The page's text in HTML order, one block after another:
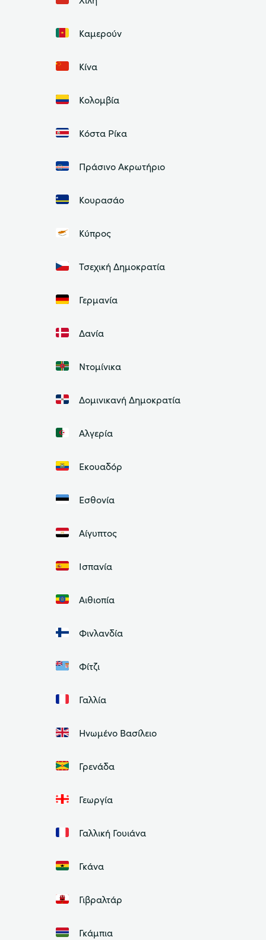
Καμερούν
Κίνα
Κολομβία
Κόστα Ρίκα
Πράσινο Ακρωτήριο
Κουρασάο
Κύπρος
Τσεχική Δημοκρατία
Γερμανία
Δανία
Ντομίνικα
Δομινικανή Δημοκρατία
Αλγερία
Εκουαδόρ
Εσθονία
Αίγυπτος
Ισπανία
Αιθιοπία
Φινλανδία
Φίτζι
Γαλλία
Ηνωμένο Βασίλειο
Γρενάδα
Γεωργία
Γαλλική Γουιάνα
Γκάνα
Γιβραλτάρ
Γκάμπια